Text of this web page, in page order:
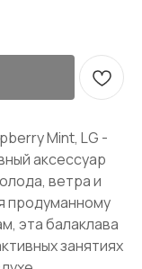
Mint, LG -
аксессуар
ветра и
продуманному
эта балаклава
занятиях